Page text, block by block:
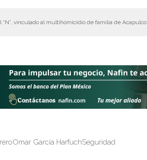
“N”, vinculado al multihomicidio de familia de Acapulco
Omar García HarfuchSeguridad